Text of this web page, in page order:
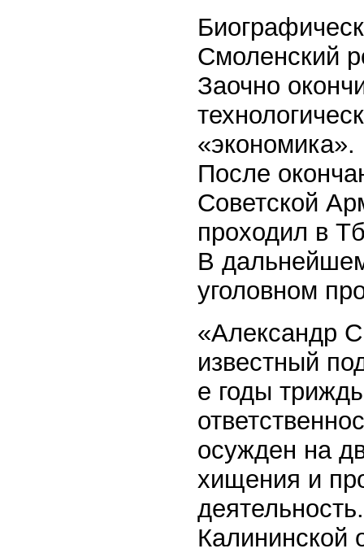
Смоленский
Заочно
После
Советской
проходил в
В
уголовном
«Александр
известный
е годы
осужден на
хищения и
Калининской